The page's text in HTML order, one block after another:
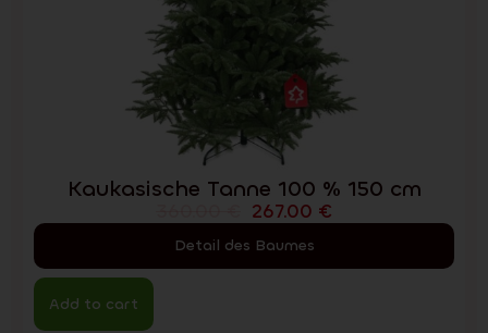
Kaukasische Tanne 100 % 150 cm
267.00 €
Detail des Baumes
Add to cart